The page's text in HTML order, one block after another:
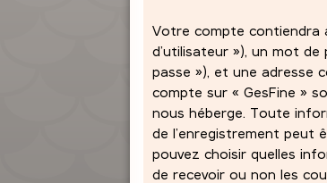
Votre compte contiendra
d’utilisateur »), un mot
passe »), et une adresse
compte sur « GesFine »
nous héberge. Toute
de l’enregistrement peut
pouvez choisir quelles
de recevoir ou non les